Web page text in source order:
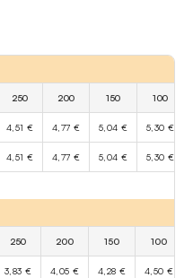
250 200 150 100
4,51 € 4,77 € 5,04 € 5,30 €
4,51 € 4,77 € 5,04 € 5,30 €
250 200 150 100
3,83 € 4,05 € 4,28 € 4,50 €